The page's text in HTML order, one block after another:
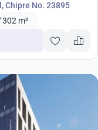
Chipre No. 23895
302 m²